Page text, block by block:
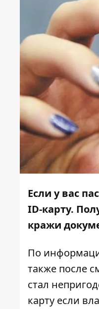
Если у вас
ID-карту.
кражи
По
также после
стал
карту если